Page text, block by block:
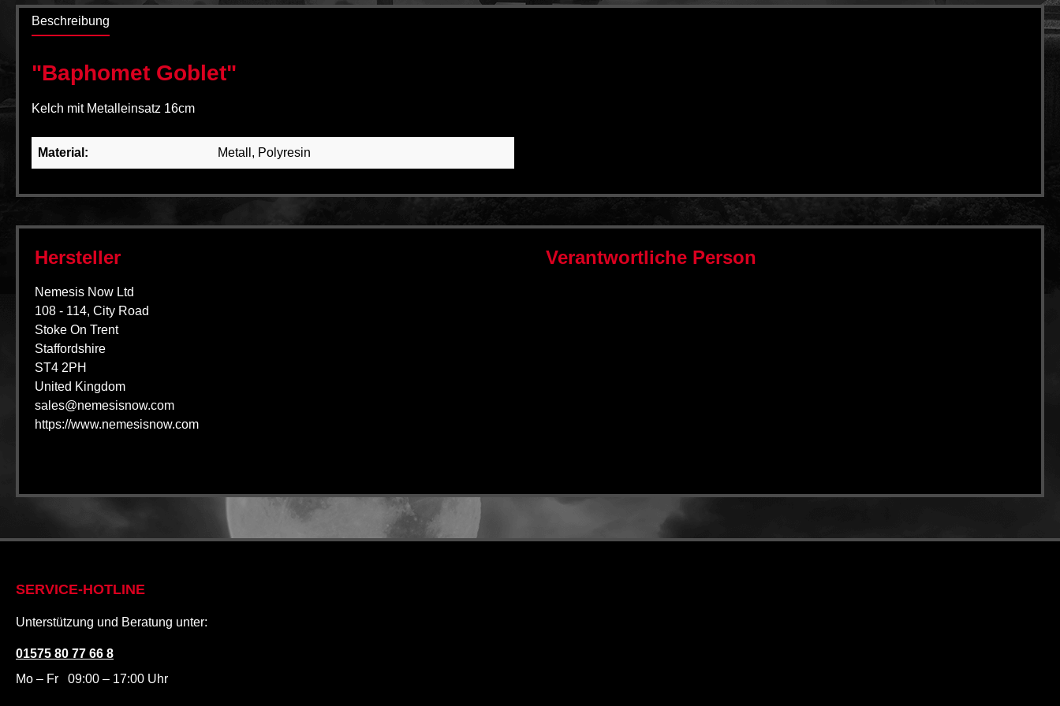
Beschreibung
"Baphomet Goblet"
Kelch mit Metalleinsatz 16cm
Material: Metall, Polyresin
Hersteller
Nemesis Now Ltd
108 - 114, City Road
Stoke On Trent
Staffordshire
ST4 2PH
United Kingdom
sales@nemesisnow.com
https://www.nemesisnow.com
Verantwortliche Person
SERVICE-HOTLINE
Unterstützung und Beratung unter:
01575 80 77 66 8
Mo – Fr 09:00 – 17:00 Uhr